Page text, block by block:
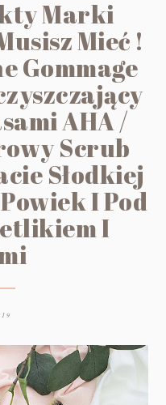
Marki
Mieć !
Gommage
AHA /
Scrub
Słodkiej
I Pod
I